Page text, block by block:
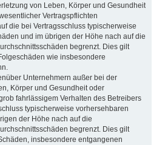
von Leben, Körper und Gesundheit
Vertragspflichten
die bei Vertragsschluss typischerweise
und im übrigen der Höhe nach auf die
begrenzt. Dies gilt
wie insbesondere
Unternehmern außer bei der
Körper und Gesundheit oder
fahrlässigem Verhalten des Betreibers
typischerweise vorhersehbaren
der Höhe nach auf die
begrenzt. Dies gilt
insbesondere entgangenen